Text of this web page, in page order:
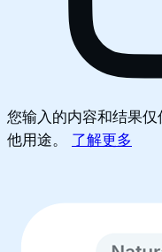
您输入的内容和结果
他用途。
了解更多